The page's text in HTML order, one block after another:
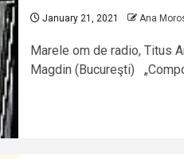
January 21, 2021 Ana
Marele om de radio, Titus
Magdin (Bucureşti)